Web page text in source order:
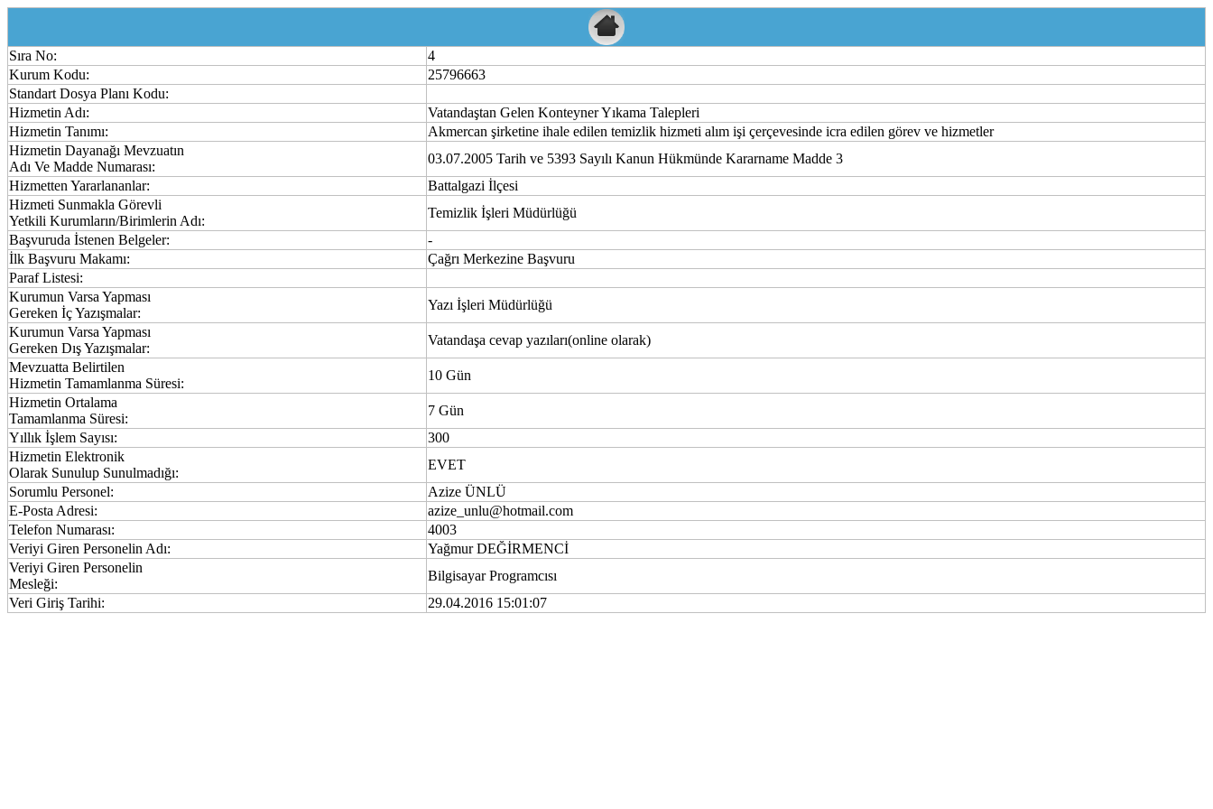
Sıra No:
4
Kurum Kodu:
25796663
Standart Dosya Planı Kodu:
Hizmetin Adı:
Vatandaştan Gelen Konteyner Yıkama Talepleri
Hizmetin Tanımı:
Akmercan şirketine ihale edilen temizlik hizmeti alım işi çerçevesinde icra edilen görev ve hizmetler
Hizmetin Dayanağı Mevzuatın
Adı Ve Madde Numarası:
03.07.2005 Tarih ve 5393 Sayılı Kanun Hükmünde Kararname Madde 3
Hizmetten Yararlananlar:
Battalgazi İlçesi
Hizmeti Sunmakla Görevli
Yetkili Kurumların/Birimlerin Adı:
Temizlik İşleri Müdürlüğü
Başvuruda İstenen Belgeler:
-
İlk Başvuru Makamı:
Çağrı Merkezine Başvuru
Paraf Listesi:
Kurumun Varsa Yapması
Gereken İç Yazışmalar:
Yazı İşleri Müdürlüğü
Kurumun Varsa Yapması
Gereken Dış Yazışmalar:
Vatandaşa cevap yazıları(online olarak)
Mevzuatta Belirtilen
Hizmetin Tamamlanma Süresi:
10 Gün
Hizmetin Ortalama
Tamamlanma Süresi:
7 Gün
Yıllık İşlem Sayısı:
300
Hizmetin Elektronik
Olarak Sunulup Sunulmadığı:
EVET
Sorumlu Personel:
Azize ÜNLÜ
E-Posta Adresi:
azize_unlu@hotmail.com
Telefon Numarası:
4003
Veriyi Giren Personelin Adı:
Yağmur DEĞİRMENCİ
Veriyi Giren Personelin
Mesleği:
Bilgisayar Programcısı
Veri Giriş Tarihi:
29.04.2016 15:01:07